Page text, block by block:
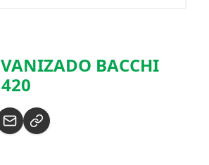
BACCHI